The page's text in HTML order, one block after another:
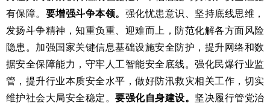
有保障。 要增强斗争本领。 强化忧患意识、坚持底线思维，
发扬斗争精神，知重负重、迎难而上，防范化解各方面风险
隐患。加强国家关键信息基础设施安全防护，提升网络和数
据安全保障能力，守牢人工智能安全底线。强化民爆行业监
管，提升行业本质安全水平，做好防汛救灾相关工作，切实
维护社会大局安全稳定。要强化自身建设。 坚决履行管党治